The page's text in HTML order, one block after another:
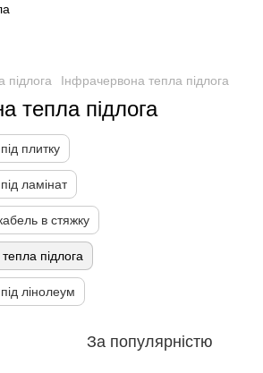
підлога Інфрачервона тепла підлога
тепла підлога
плитку
ламінат
в стяжку
підлога
лінолеум
За популярністю